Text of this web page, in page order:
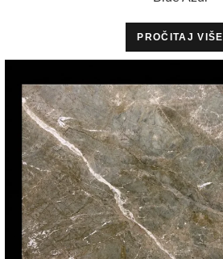
PROČITAJ VIŠE